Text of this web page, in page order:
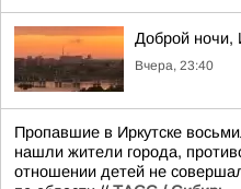
Доброй ночи,
Вчера, 23:40
Пропавшие в Иркутске
нашли жители города,
отношении детей не